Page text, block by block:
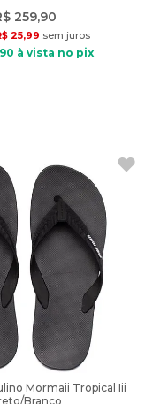
259,90
25,99 sem juros
90 à vista no pix
Mormaii Tropical Iii
Branco